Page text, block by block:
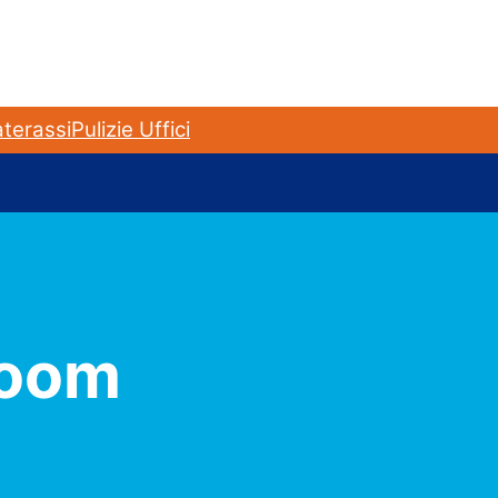
Pulizie Uffici